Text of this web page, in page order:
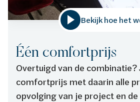
Één comfortprijs
Overtuigd van de
comfortprijs met daarin alle
opvolging van je project en
Bekijk hoe het